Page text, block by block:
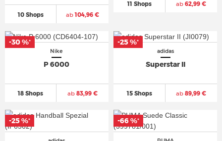
10 Shops ab104,96 €
11 Shops ab 62,99 €
Nike
P 6000
18 Shops ab83,99 €
-30 %*
adidas
Superstar II
15 Shops ab 89,99 €
-25 %*
-25 %* -66 %*